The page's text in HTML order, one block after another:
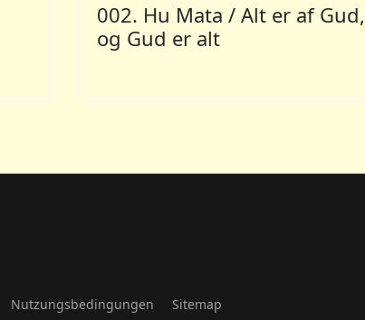
002. Hu Mata / Alt er af Gud,
og Gud er alt
Nutzungsbedingungen
Sitemap